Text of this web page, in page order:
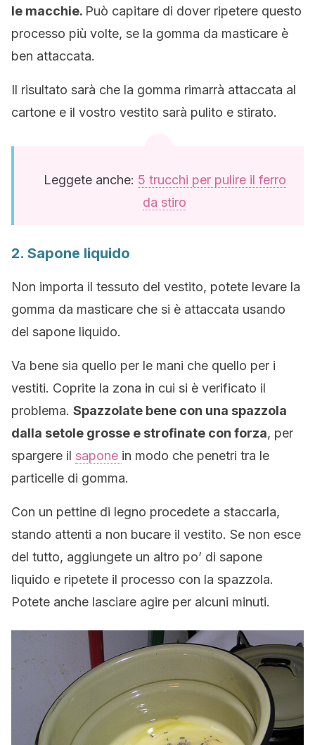
le macchie. Può capitare di dover ripetere questo
processo più volte, se la gomma da masticare è
ben attaccata.
Il risultato sarà che la gomma rimarrà attaccata al
cartone e il vostro vestito sarà pulito e stirato.
Leggete anche: 5 trucchi per pulire il ferro
da stiro
2. Sapone liquido
Non importa il tessuto del vestito, potete levare la
gomma da masticare che si è attaccata usando
del sapone liquido.
Va bene sia quello per le mani che quello per i
vestiti. Coprite la zona in cui si è verificato il
problema. Spazzolate bene con una spazzola
dalla setole grosse e strofinate con forza, per
spargere il sapone in modo che penetri tra le
particelle di gomma.
Con un pettine di legno procedete a staccarla,
stando attenti a non bucare il vestito. Se non esce
del tutto, aggiungete un altro po’ di sapone
liquido e ripetete il processo con la spazzola.
Potete anche lasciare agire per alcuni minuti.